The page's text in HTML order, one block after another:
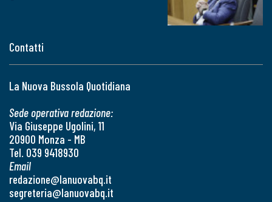
Contatti
La Nuova Bussola Quotidiana
Sede operativa redazione:
Via Giuseppe Ugolini, 11
20900 Monza - MB
Tel. 039 9418930
Email
redazione@lanuovabq.it
segreteria@lanuovabq.it